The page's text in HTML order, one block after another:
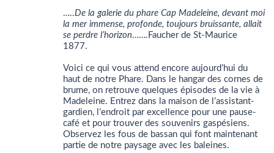
…..De la galerie du phare Cap Madeleine, devant moi
la mer immense, profonde, toujours bruissante, allait
se perdre l’horizon…….Faucher de St-Maurice
1877.
Voici ce qui vous attend encore aujourd’hui du
haut de notre Phare. Dans le hangar des cornes de
brume, on retrouve quelques épisodes de la vie à
Madeleine. Entrez dans la maison de l’assistant-
gardien, l’endroit par excellence pour une pause-
café et pour trouver des souvenirs gaspésiens.
Observez les fous de bassan qui font maintenant
partie de notre paysage avec les baleines.